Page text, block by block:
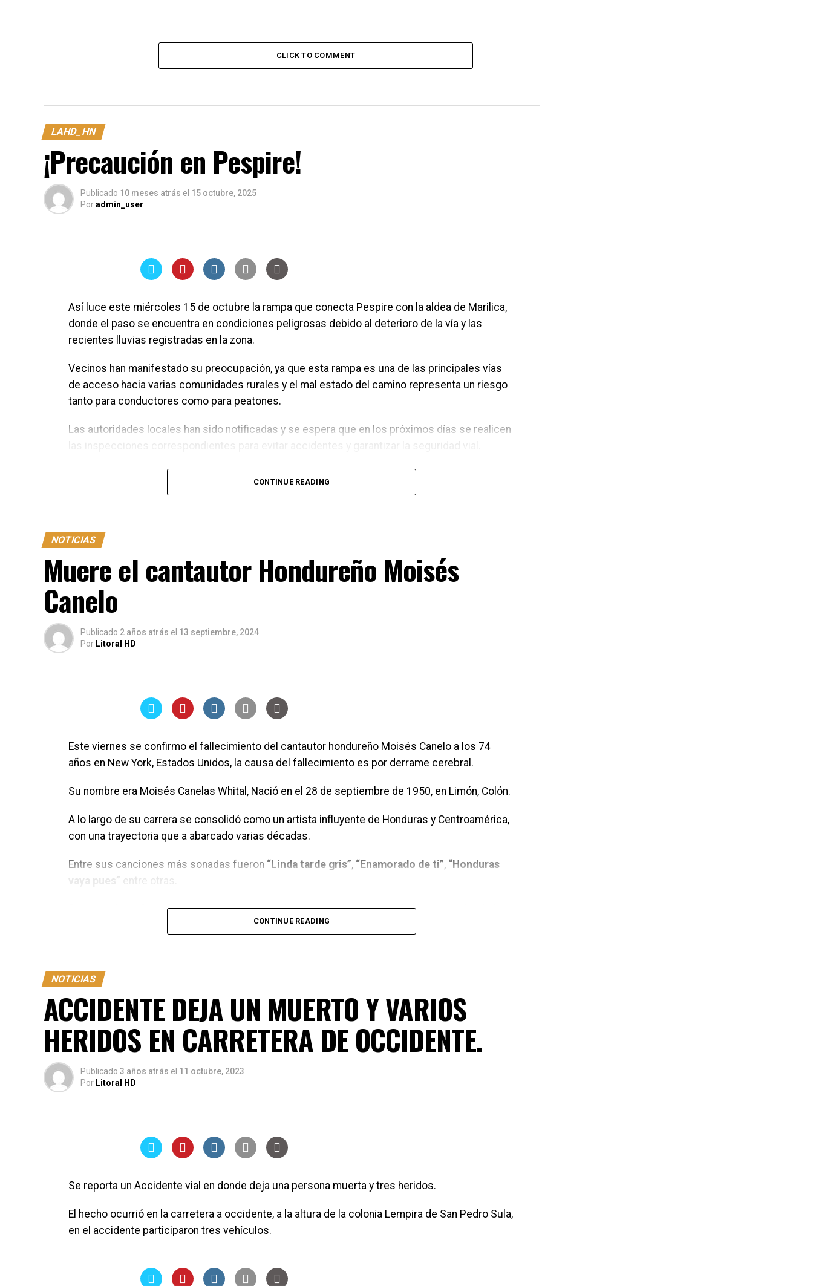
CLICK TO COMMENT
LAHD_HN
¡Precaución en Pespire!
Publicado 10 meses atrás el 15 octubre, 2025
Poradmin_user
Así luce este miércoles 15 de octubre la rampa que conecta Pespire con la aldea de Marilica,
donde el paso se encuentra en condiciones peligrosas debido al deterioro de la vía y las
recientes lluvias registradas en la zona.
Vecinos han manifestado su preocupación, ya que esta rampa es una de las principales vías
de acceso hacia varias comunidades rurales y el mal estado del camino representa un riesgo
tanto para conductores como para peatones.
Las autoridades locales han sido notificadas y se espera que en los próximos días se realicen
CONTINUE READING
NOTICIAS
Muere el cantautor Hondureño Moisés
Canelo
Publicado 2 años atrás el 13 septiembre, 2024
Por Litoral HD
Este viernes se confirmo el fallecimiento del cantautor hondureño Moisés Canelo a los 74
años en New York, Estados Unidos, la causa del fallecimiento es por derrame cerebral.
Su nombre era Moisés Canelas Whital, Nació en el 28 de septiembre de 1950, en Limón, Colón.
A lo largo de su carrera se consolidó como un artista influyente de Honduras y Centroamérica,
con una trayectoria que a abarcado varias décadas.
Entre sus canciones más sonadas fueron “Linda tarde gris”, “Enamorado de ti”, “Honduras
vaya pues”
“Soy mucho más que un cantante”palabras de Don Moisés Canelo, más de una noche de luna
en La Ceiba, donde transcurrió parte de su infancia.
Que Dios lo reciba en su gloria eterna, hasta pronto Don Moisés Canela Whital.
CONTINUE READING
NOTICIAS
ACCIDENTE DEJA UN MUERTO Y VARIOS
HERIDOS EN CARRETERA DE OCCIDENTE.
Publicado 3 años atrás el 11 octubre, 2023
Por Litoral HD
Se reporta un Accidente vial en donde deja una persona muerta y tres heridos.
El hecho ocurrió en la carretera a occidente, a la altura de la colonia Lempira de San Pedro Sula,
en el accidente participaron tres vehículos.